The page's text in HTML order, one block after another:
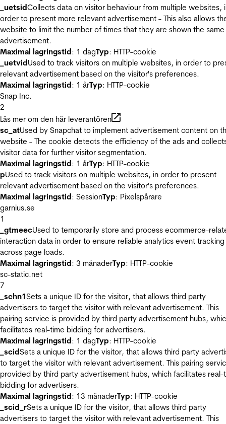
_uetsidCollects data on visitor behaviour from multiple websites,
order to present more relevant advertisement - This also allows
website to limit the number of times that they are shown the same
advertisement.
Maximal lagringstid: 1 dagTyp: HTTP-cookie
_uetvidUsed to track visitors on multiple websites, in order to
relevant advertisement based on the visitor's preferences.
Maximal lagringstid: 1 årTyp: HTTP-cookie
Snap Inc.
2
Läs mer om den här leverantören
sc_atUsed by Snapchat to implement advertisement content on
website - The cookie detects the efficiency of the ads and
visitor data for further visitor segmentation.
Maximal lagringstid: 1 årTyp: HTTP-cookie
pUsed to track visitors on multiple websites, in order to present
relevant advertisement based on the visitor's preferences.
Maximal lagringstid: SessionTyp: Pixelspårare
garnius.se
1
_gtmeecUsed to temporarily store and process ecommerce-
interaction data in order to ensure reliable analytics event tracking
across page loads.
Maximal lagringstid: 3 månaderTyp: HTTP-cookie
sc-static.net
7
_schn1Sets a unique ID for the visitor, that allows third party
advertisers to target the visitor with relevant advertisement. This
pairing service is provided by third party advertisement hubs,
facilitates real-time bidding for advertisers.
Maximal lagringstid: 1 dagTyp: HTTP-cookie
_scidSets a unique ID for the visitor, that allows third party
to target the visitor with relevant advertisement. This pairing
provided by third party advertisement hubs, which facilitates real-
bidding for advertisers.
Maximal lagringstid: 13 månaderTyp: HTTP-cookie
_scid_rSets a unique ID for the visitor, that allows third party
advertisers to target the visitor with relevant advertisement. This